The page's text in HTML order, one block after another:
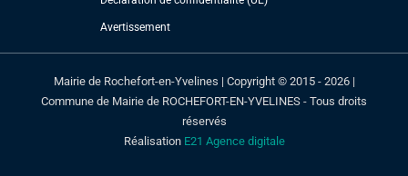
Avertissement
Mairie de Rochefort-en-Yvelines | Copyright © 2015 - 2026 |
Commune de Mairie de ROCHEFORT-EN-YVELINES - Tous droits
réservés
Réalisation E21 Agence digitale